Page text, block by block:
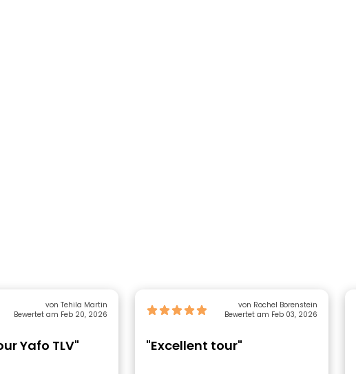
von Tehila Martin
Bewertet am Feb 20, 2026
Yafo TLV"
von Rochel Borenstein
Bewertet am Feb 03, 2026
"Excellent tour"